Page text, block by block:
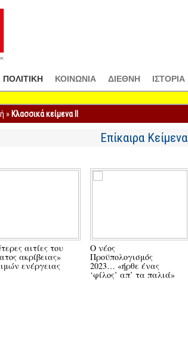
ΠΟΛΙΤΙΚΗ ΚΟΙΝΩΝΙΑ ΔΙΕΘΝΗ ΙΣΤΟΡΙΑ
» Κλασσικά κείμενα ΙΙ
Επίκαιρα Κείμενα
αιτίες του
ακρίβειας»
ενέργειας
Ο νέος
Προϋπολογισμός
2023… «ήρθε ένας
‘φίλος’ απ’ τα παλιά»